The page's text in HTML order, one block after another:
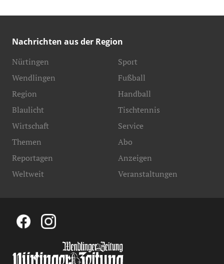
Nachrichten aus der Region
Nürtingen
Wendlingen
Region
Blaulicht
Sport
Fußball
Handball
Tischtennis
Wirtschaft
Themen
Reportagen
Weltweit
Service
Abo
Anzeigen
Veranstaltungen